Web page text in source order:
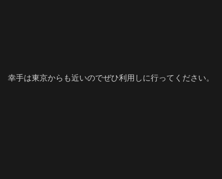
幸手は東京からも近いのでぜひ利用しに行ってください。